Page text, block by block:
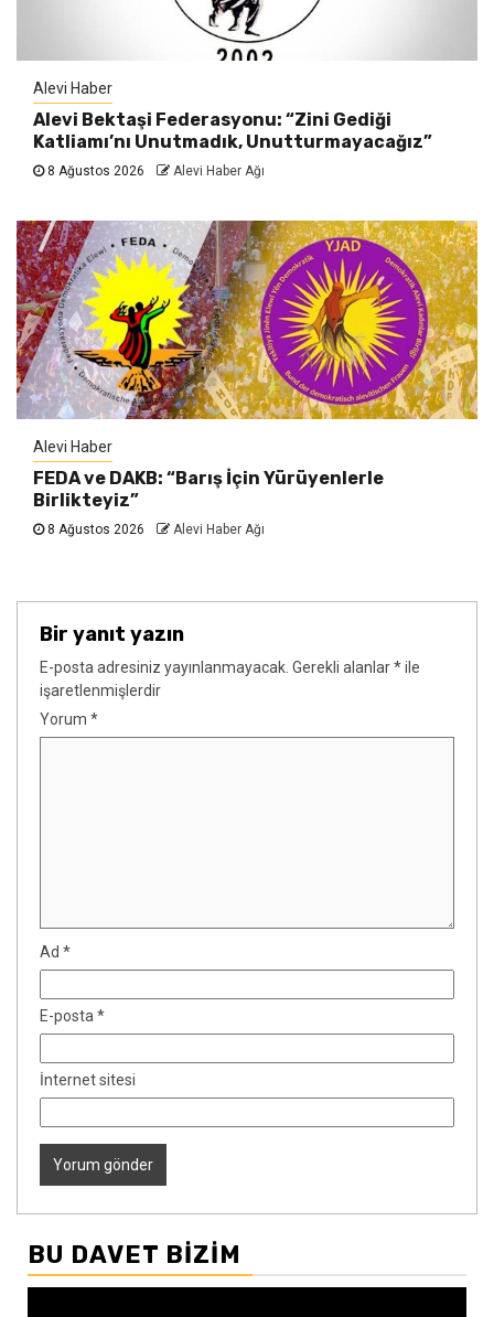
Alevi Haber
Alevi Bektaşi Federasyonu: “Zini Gediği
Katliamı’nı Unutmadık, Unutturmayacağız”
8 Ağustos 2026 Alevi Haber Ağı
Alevi Haber
FEDA ve DAKB: “Barış İçin Yürüyenlerle
Birlikteyiz”
8 Ağustos 2026 Alevi Haber Ağı
Bir yanıt yazın
E-posta adresiniz yayınlanmayacak. Gerekli alanlar*ile
işaretlenmişlerdir
Yorum *
Ad *
E-posta*
İnternet sitesi
BU DAVET BIZIM